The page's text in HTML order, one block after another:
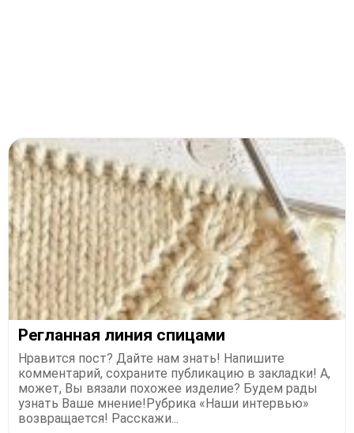
Регланная линия спицами
Нравится пост? Дайте нам знать! Напишите
комментарий, сохраните публикацию в закладки! А,
может, Вы вязали похожее изделие? Будем рады
узнать Ваше мнение!Рубрика «Наши интервью»
возвращается! Расскажи...